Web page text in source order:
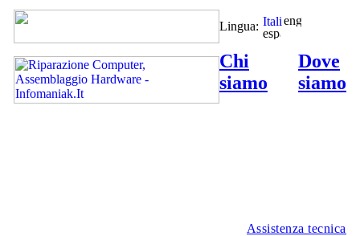
Lingua:
Chi
siamo
Dove
siamo
Assistenza tecnica